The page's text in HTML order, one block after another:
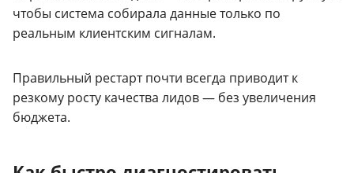
чтобы система собирала данные только по
реальным клиентским сигналам.
Правильный рестарт почти всегда приводит к
резкому росту качества лидов — без увеличения
бюджета.